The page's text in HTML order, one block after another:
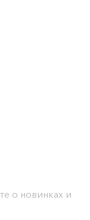
о новинках и